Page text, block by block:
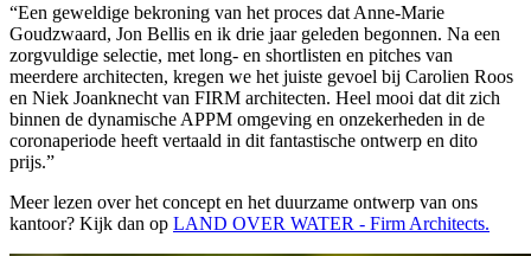
“Een geweldige bekroning van het proces dat Anne-Marie
Goudzwaard, Jon Bellis en ik drie jaar geleden begonnen. Na een
zorgvuldige selectie, met long- en shortlisten en pitches van
meerdere architecten, kregen we het juiste gevoel bij Carolien Roos
en Niek Joanknecht van FIRM architecten. Heel mooi dat dit zich
binnen de dynamische APPM omgeving en onzekerheden in de
coronaperiode heeft vertaald in dit fantastische ontwerp en dito
prijs.”
Meer lezen over het concept en het duurzame ontwerp van ons
kantoor? Kijk dan op LAND OVER WATER - Firm Architects.